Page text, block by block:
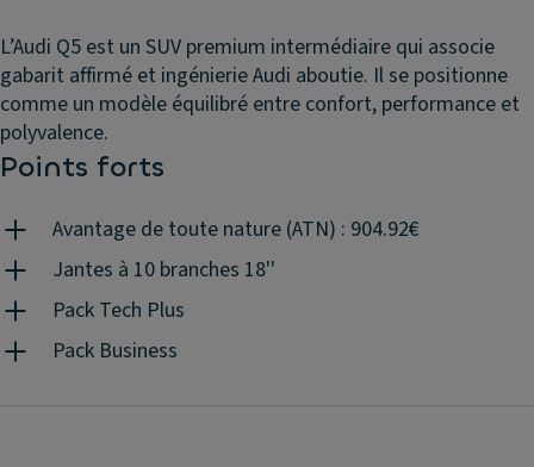
L’Audi Q5 est un SUV premium intermédiaire qui associe
gabarit affirmé et ingénierie Audi aboutie. Il se positionne
comme un modèle équilibré entre confort, performance et
polyvalence.
Points forts
Avantage de toute nature (ATN) : 904.92€
Jantes à 10 branches 18''
Pack Tech Plus
Pack Business